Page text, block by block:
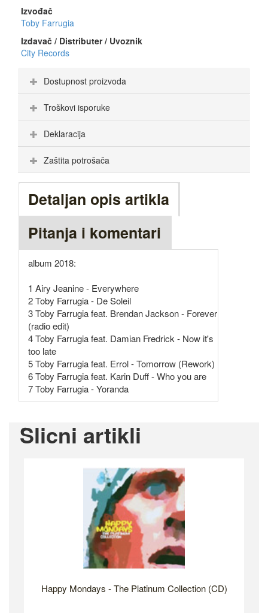
Izvođač
Toby Farrugia
Izdavač / Distributer / Uvoznik
City Records
Dostupnost proizvoda
Troškovi isporuke
Deklaracija
Zaštita potrošača
Detaljan opis artikla
Pitanja i komentari
album 2018:
1 Airy Jeanine - Everywhere
2 Toby Farrugia - De Soleil
3 Toby Farrugia feat. Brendan Jackson - Forever
(radio edit)
4 Toby Farrugia feat. Damian Fredrick - Now it's
too late
5 Toby Farrugia feat. Errol - Tomorrow (Rework)
6 Toby Farrugia feat. Karin Duff - Who you are
7 Toby Farrugia - Yoranda
Slicni artikli
Happy Mondays - The Platinum Collection (CD)